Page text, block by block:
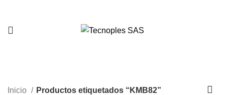
Inicio Productos etiquetados “KMB82”